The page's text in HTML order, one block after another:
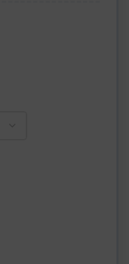
mai bună, crește
întăriturii de pe